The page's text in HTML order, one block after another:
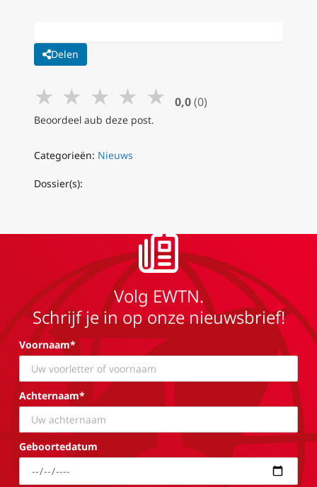
Delen
★ ★ ★ ★ ★ 0,0 (0)
Beoordeel aub deze post.
Categorieën: Nieuws
Dossier(s):
Volg EWTN.
Schrijf je in op onze nieuwsbrief!
Voornaam*
Achternaam*
Geboortedatum